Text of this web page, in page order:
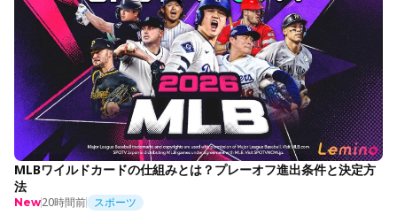
MLBワイルドカードの仕組みとは？プレーオフ進出条件と決定方
法
New20時間前 スポーツ